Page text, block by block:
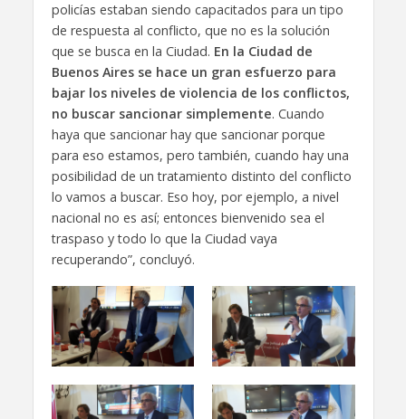
policías estaban siendo capacitados para un tipo
de respuesta al conflicto, que no es la solución
que se busca en la Ciudad. En la Ciudad de
Buenos Aires se hace un gran esfuerzo para
bajar los niveles de violencia de los conflictos,
no buscar sancionar simplemente. Cuando
haya que sancionar hay que sancionar porque
para eso estamos, pero también, cuando hay una
posibilidad de un tratamiento distinto del conflicto
lo vamos a buscar. Eso hoy, por ejemplo, a nivel
nacional no es así; entonces bienvenido sea el
traspaso y todo lo que la Ciudad vaya
recuperando”, concluyó.